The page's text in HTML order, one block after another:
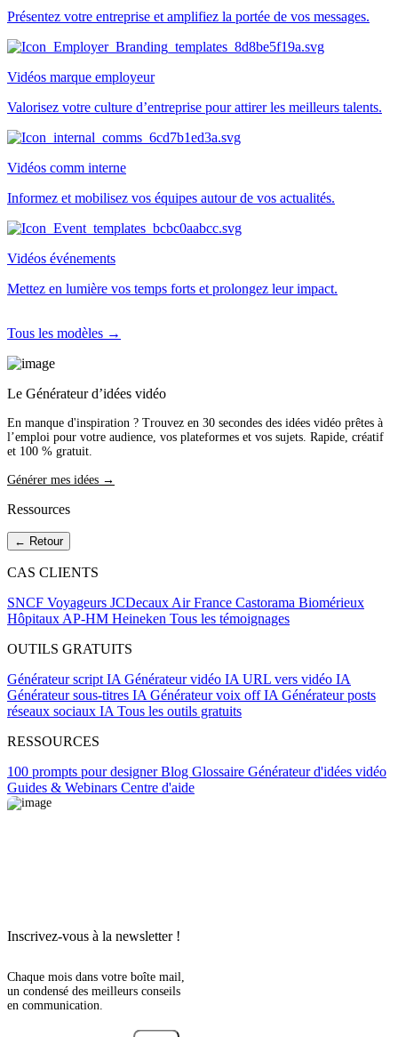
Présentez votre entreprise et amplifiez la portée de vos messages.
Vidéos marque employeur
Valorisez votre culture d’entreprise pour attirer les meilleurs talents.
Vidéos comm interne
Informez et mobilisez vos équipes autour de vos actualités.
Vidéos événements
Mettez en lumière vos temps forts et prolongez leur impact.
Tous les modèles →
Le Générateur d’idées vidéo
En manque d'inspiration ? Trouvez en 30 secondes des idées vidéo prêtes à
l’emploi pour votre audience, vos plateformes et vos sujets. Rapide, créatif
et 100 % gratuit.
Générer mes idées →
Ressources
← Retour
CAS CLIENTS
SNCF Voyageurs JCDecaux Air France Castorama Biomérieux
Hôpitaux AP-HM Heineken Tous les témoignages
OUTILS GRATUITS
Générateur script IA Générateur vidéo IA URL vers vidéo IA
Générateur sous-titres IA Générateur voix off IA Générateur posts
réseaux sociaux IA Tous les outils gratuits
RESSOURCES
100 prompts pour designerBlog Glossaire Générateur d'idées vidéo
Guides & Webinars Centre d'aide
Inscrivez-vous à la newsletter !
Chaque mois dans votre boîte mail,
un condensé des meilleurs conseils
en communication.